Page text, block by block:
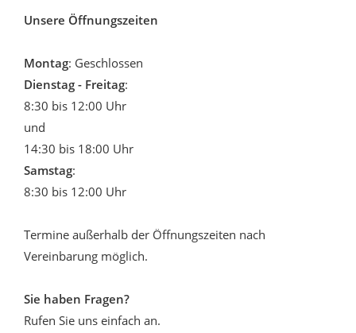
Unsere Öffnungszeiten
Montag: Geschlossen
Dienstag - Freitag:
8:30 bis 12:00 Uhr
und
14:30 bis 18:00 Uhr
Samstag:
8:30 bis 12:00 Uhr
Termine außerhalb der Öffnungszeiten nach
Vereinbarung möglich.
Sie haben Fragen?
Rufen Sie uns einfach an.